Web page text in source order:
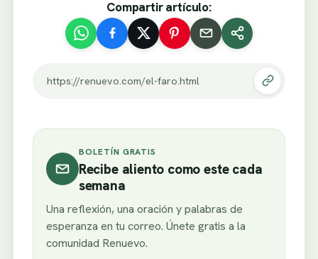
Compartir artículo:
https://renuevo.com/el-faro.html
BOLETÍN GRATIS
Recibe aliento como este cada
semana
Una reflexión, una oración y palabras de
esperanza en tu correo. Únete gratis a la
comunidad Renuevo.